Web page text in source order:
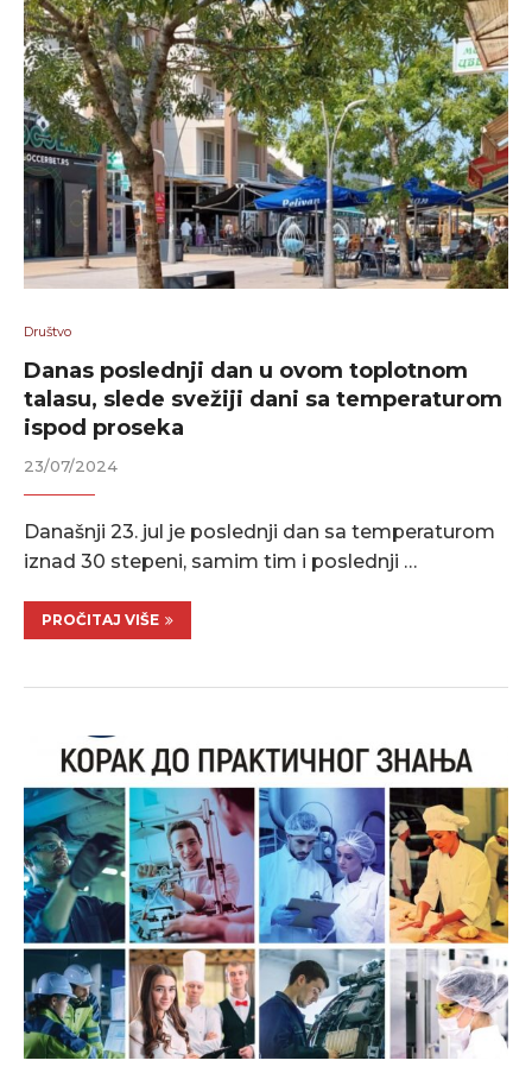
Društvo
Danas poslednji dan u ovom toplotnom
talasu, slede svežiji dani sa temperaturom
ispod proseka
23/07/2024
Današnji 23. jul je poslednji dan sa temperaturom
iznad 30 stepeni, samim tim i poslednji …
PROČITAJ VIŠE